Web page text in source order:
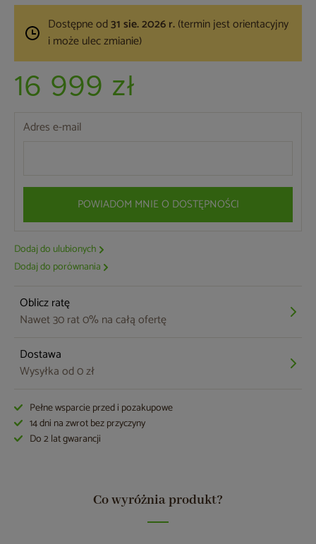
Dostępne od31 sie. 2026 r.(termin jest orientacyjny
i może ulec zmianie)
16 999 zł
Adres e-mail
POWIADOM MNIE O DOSTĘPNOŚCI
Dodaj do ulubionych
Dodaj do porównania
Oblicz ratę
Nawet 30 rat 0% na całą ofertę
Dostawa
Wysyłka od 0 zł
Pełne wsparcie przed i pozakupowe
14 dni na zwrot bez przyczyny
Do 2 lat gwarancji
Co wyróżnia produkt?